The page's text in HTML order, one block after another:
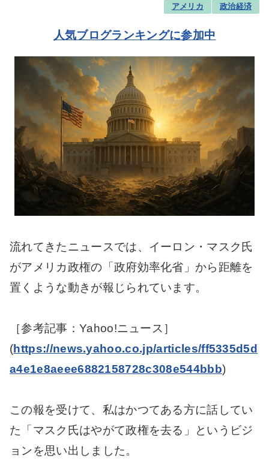
アメリカ 政治経済
人気ブログランキングに参加中
流れてきたニュースでは、イーロン・マスク氏
がアメリカ政権の「政府効率化省」から距離を
置くような動きが報じられています。
［参考記事：Yahoo!ニュース］
(https://news.yahoo.co.jp/articles/ff5335d5d
a4e1e8aeee6882158728c308e544bbb)
この報を受けて、私はかつてある方に話してい
た「マスク氏はやがて政権を去る」というビジ
ョンを思い出しました。